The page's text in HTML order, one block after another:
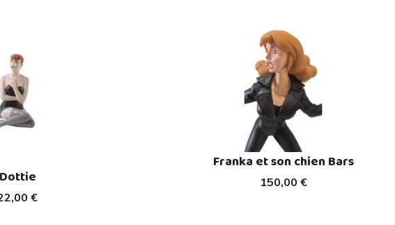
€
Dottie 150,00 €
Franka et son chien Bars